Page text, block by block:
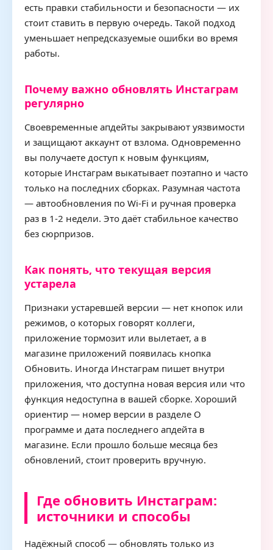
есть правки стабильности и безопасности — их
стоит ставить в первую очередь. Такой подход
уменьшает непредсказуемые ошибки во время
работы.
Почему важно обновлять Инстаграм
регулярно
Своевременные апдейты закрывают уязвимости
и защищают аккаунт от взлома. Одновременно
вы получаете доступ к новым функциям,
которые Инстаграм выкатывает поэтапно и часто
только на последних сборках. Разумная частота
— автообновления по Wi-Fi и ручная проверка
раз в 1-2 недели. Это даёт стабильное качество
без сюрпризов.
Как понять, что текущая версия
устарела
Признаки устаревшей версии — нет кнопок или
режимов, о которых говорят коллеги,
приложение тормозит или вылетает, а в
магазине приложений появилась кнопка
Обновить. Иногда Инстаграм пишет внутри
приложения, что доступна новая версия или что
функция недоступна в вашей сборке. Хороший
ориентир — номер версии в разделе О
программе и дата последнего апдейта в
магазине. Если прошло больше месяца без
обновлений, стоит проверить вручную.
Где обновить Инстаграм:
источники и способы
Надёжный способ — обновлять только из